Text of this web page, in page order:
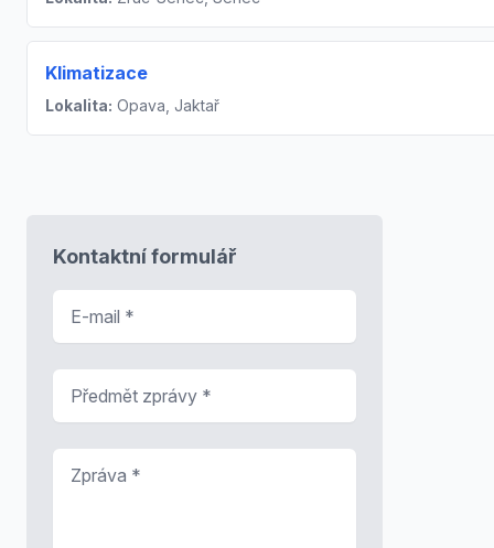
Klimatizace
Lokalita: Opava, Jaktař
Kontaktní formulář